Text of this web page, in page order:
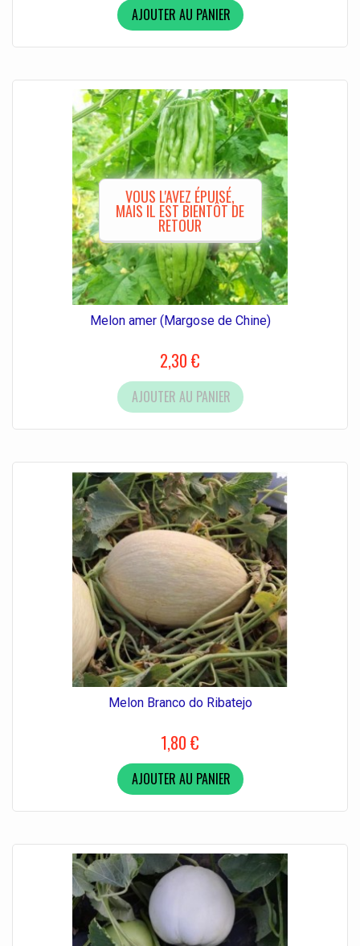
AJOUTER AU PANIER
VOUS L'AVEZ ÉPUISÉ,
MAIS IL EST BIENTÔT DE
RETOUR
Melon amer (Margose de Chine)
2,30 €
AJOUTER AU PANIER
Melon Branco do Ribatejo
1,80 €
AJOUTER AU PANIER